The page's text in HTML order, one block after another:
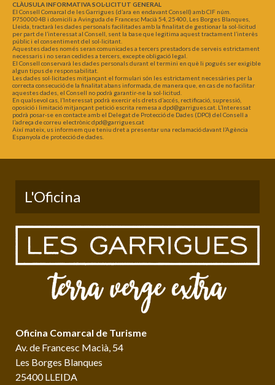
CLÀUSULA INFORMATIVA SOL·LICITUT GENERAL
El Consell Comarcal de les Garrigues (d’ara en endavant Consell) amb CIF núm.
P7500004B i domicili a Avinguda de Francesc Macià 54, 25400, Les Borges Blanques,
Lleida, tractarà les dades personals facilitades amb la finalitat de gestionar la sol·licitud
per part de l’interessat al Consell, sent la base que legitima aquest tractament l’interès
públic i el consentiment del sol·licitant.
Aquestes dades només seran comunicades a tercers prestadors de serveis estrictament
necessaris i no seran cedides a tercers, excepte obligació legal.
El Consell conservarà les dades personals durant el termini en què li pogués ser exigible
algun tipus de responsabilitat.
Les dades sol·licitades mitjançant el formulari són les estrictament necessàries per la
correcta consecució de la finalitat abans informada, de manera que, en cas de no facilitar
aquestes dades, el Consell no podrà garantir-ne la sol·licitud.
En qualsevol cas, l’Interessat podrà exercir els drets d’accés, rectificació, supressió,
oposició i limitació mitjançant petició escrita remesa a dpd@garrigues.cat. L’Interessat
podrà posar-se en contacte amb el Delegat de Protecció de Dades (DPO) del Consell a
l’adreça de correu electrònic dpd@garrigues.cat
Així mateix, us informem que teniu dret a presentar una reclamació davant l’Agència
Espanyola de protecció de dades.
L'Oficina
Oficina Comarcal de Turisme
Av. de Francesc Macià, 54
Les Borges Blanques
25400 LLEIDA